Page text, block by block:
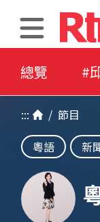
總覽 #
::: / 節目
粵語
新